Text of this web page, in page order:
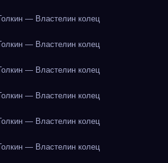
— Властелин колец
— Властелин колец
— Властелин колец
— Властелин колец
— Властелин колец
— Властелин колец